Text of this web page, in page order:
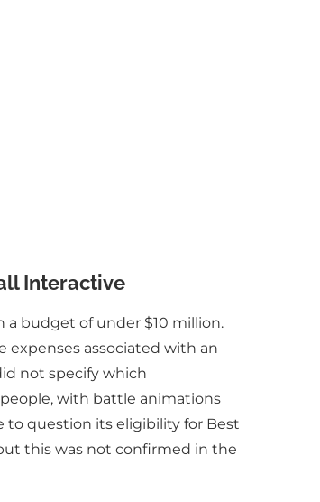
Interactive
a budget of under $10 million.
expenses associated with an
not specify which
with battle animations
to question its eligibility for Best
this was not confirmed in the